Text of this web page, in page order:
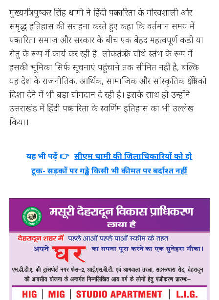
मुख्यमंत्री पुष्कर सिंह धामी ने हिंदी पत्रकारिता के गौरवशाली और
समृद्ध इतिहास की सराहना करते हुए कहा कि वर्तमान समय में
पत्रकारिता समाज और सरकार के बीच एक बेहद महत्वपूर्ण कड़ी या
सेतु के रूप में कार्य कर रही है। लोकतंत्र के चौथे स्तंभ के रूप में
इसकी भूमिका सिर्फ सूचनाएं पहुंचाने तक सीमित नहीं है, बल्कि
यह देश के राजनीतिक, आर्थिक, सामाजिक और सांस्कृतिक क्षेत्रों को
दिशा देने में भी बड़ा योगदान दे रही है। इसके साथ ही उन्होंने
उत्तराखंड में हिंदी पत्रकारिता के स्वर्णिम इतिहास का भी उल्लेख
किया।
यह भी पढ़ें 👉 सीएम धामी की जिलाधिकारियों को दो
टूक- सड़कों पर गड्ढे किसी भी कीमत पर बर्दाश्त नहीं